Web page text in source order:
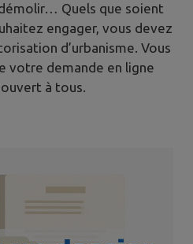
Quels que soient
engager, vous devez
d’urbanisme. Vous
votre demande en ligne
à tous.